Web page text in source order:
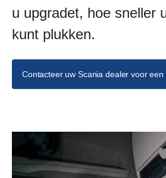
u upgradet, hoe sneller
kunt plukken.
Contacteer uw Scania dealer voor een